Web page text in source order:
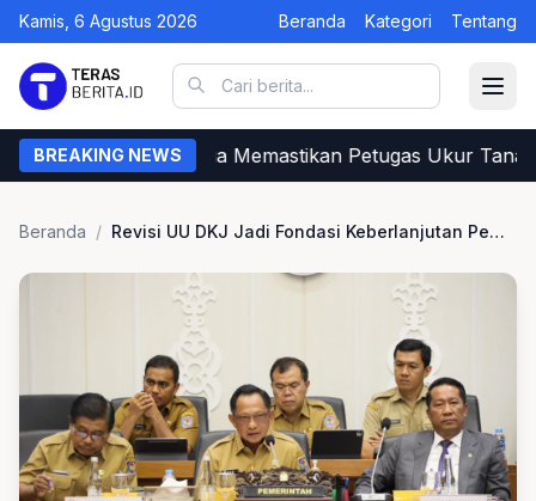
Kamis, 6 Agustus 2026 Beranda Kategori Tentang
BREAKING NEWS
Begini Cara Warga Memastikan Petugas Ukur Tanah
Beranda / Revisi UU DKJ Jadi Fondasi Keberlanjutan Pemerintahan Jakarta usai Tak Berstatus Ibu Kota